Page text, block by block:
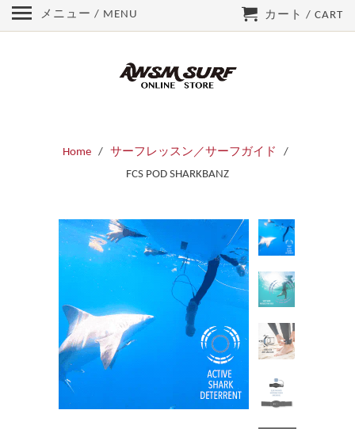
Home/ サーフレッスン／サーフガイド
/
FCS POD SHARKBANZ
メニュー / MENU カート / CART